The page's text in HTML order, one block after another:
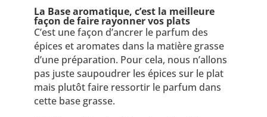
La Base aromatique, c’est la meilleure
façon de faire rayonner vos plats
C’est une façon d’ancrer le parfum des
épices et aromates dans la matière grasse
d’une préparation. Pour cela, nous n’allons
pas juste saupoudrer les épices sur le plat
mais plutôt faire ressortir le parfum dans
cette base grasse.